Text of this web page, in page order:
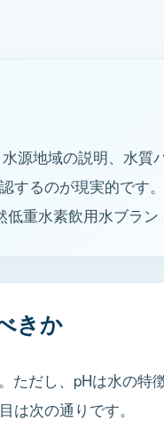
源地域の説明、水質
るのが現実的です
重水素飲用水ブラン
きか
だし、pHは水の特
は次の通りです。